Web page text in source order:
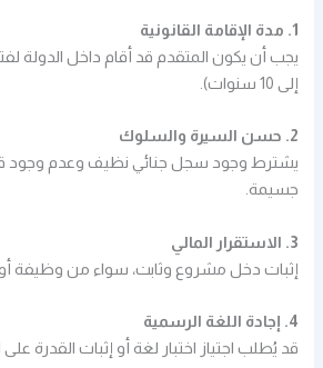
1. مدة الإقامة القانونية
إلى 10 سنوات).
2. حسن السيرة والسلوك
يشترط وجود سجل جنائي نظيف وعدم وجود
جسيمة.
3. الاستقرار المالي
إثبات دخل مشروع وثابت، سواء من وظيفة
4. إجادة اللغة الرسمية
قد يُطلب اجتياز اختبار لغة أو إثبات القدرة على